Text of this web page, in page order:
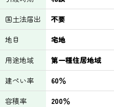
国土法届出
不要
地目
宅地
用途地域
第一種住居地域
建ぺい率
60％
容積率
200％